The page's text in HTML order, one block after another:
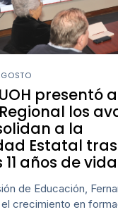
presentó
los
a la
Estatal
años de vida
de Educación,
crecimiento en